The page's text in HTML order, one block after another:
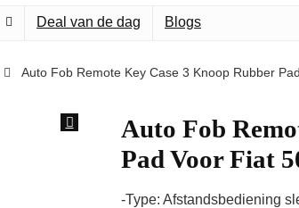
Deal van de dag Blogs
Auto Fob Remote Key Case 3 Knoop Rubber
Auto Fob
Pad Voor Fiat
-Type: Afstandsbediening